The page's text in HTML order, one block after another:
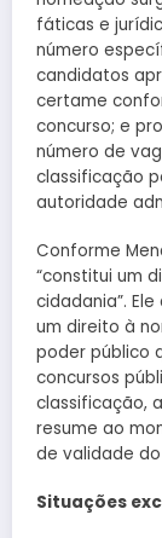
fáticas e
número
candidatos
certame
concurso; e
número de
classificação
autoridade
Conforme
“constitui um
cidadania”.
um direito à
poder público
concursos
classificação,
resume ao
de validade
Situações